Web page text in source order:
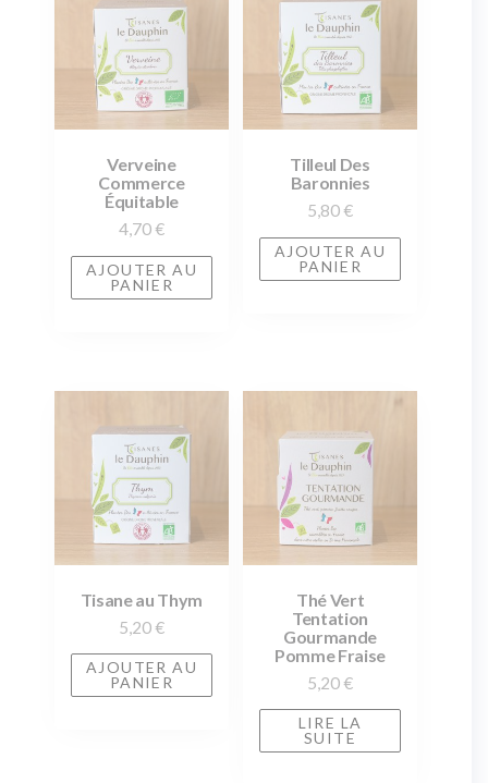
Verveine
Commerce
Équitable
4,70 €
AJOUTER AU
PANIER
Tilleul Des
Baronnies
5,80 €
AJOUTER AU
PANIER
Tisane au Thym
5,20 €
AJOUTER AU
PANIER
Thé Vert
Tentation
Gourmande
Pomme Fraise
5,20 €
LIRE LA
SUITE